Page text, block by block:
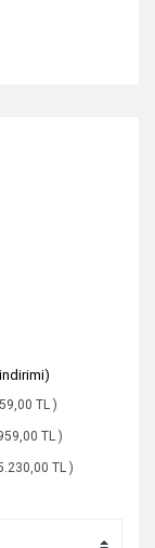
TL )
TL )
TL )